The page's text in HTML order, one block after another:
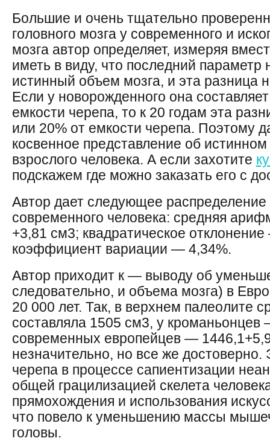
Большие и очень тщательно
головного мозга у современного и
мозга автор определяет, измеряя
иметь в виду, что последний параметр
истинный объем мозга, и эта разница
Если у новорожденного она
емкости черепа, то к 20 годам эта
или 20% от емкости черепа. Поэтому
косвенное представление об
взрослого человека. А если захотите
подскажем где можно заказать его с
Автор дает следующее распределение
современного человека: средняя
+3,81 см3; квадратическое
коэффициент вариации — 4,34%.
Автор приходит к — выводу об
следовательно, и объема мозга) в
20 000 лет. Так, в верхнем палеолите
составляла 1505 см3, у
современных европейцев —
незначительно, но все же
черепа в процессе сапиентизации
общей грацилизацией скелета
прямохождения и использования
что повело к уменьшению массы
головы.